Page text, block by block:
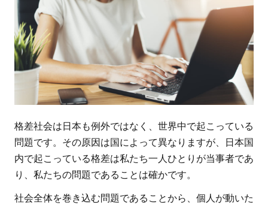
格差社会は日本も例外ではなく、世界中で起こっている
問題です。その原因は国によって異なりますが、日本国
内で起こっている格差は私たち一人ひとりが当事者であ
り、私たちの問題であることは確かです。
社会全体を巻き込む問題であることから、個人が動いた